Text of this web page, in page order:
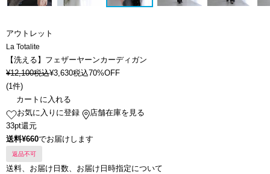
アウトレット
La Totalite
【洗える】フェザーヤーンカーディガン
¥12,100税込¥3,630税込70%OFF
(1件)
カートに入れる
お気に入りに登録
店舗在庫を見る
33pt還元
送料¥660でお届けします
返品不可
送料、お届け日数、お届け日時指定について